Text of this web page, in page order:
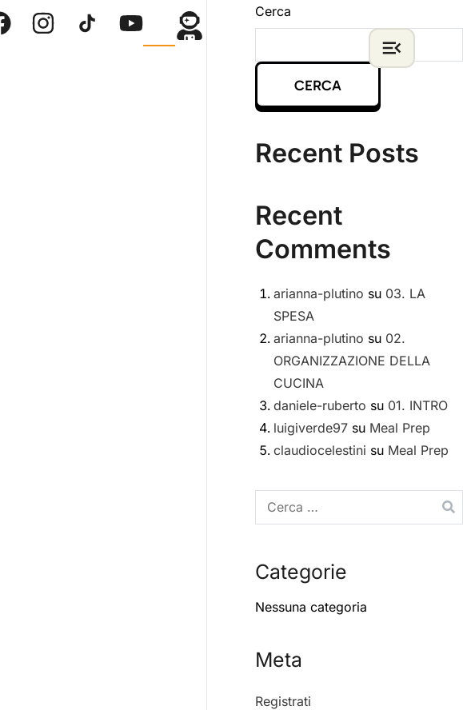
Cerca
CERCA
Recent Posts
Recent
Comments
arianna-plutino su 03. LA
SPESA
arianna-plutino su 02.
ORGANIZZAZIONE DELLA
CUCINA
daniele-ruberto su 01. INTRO
luigiverde97su Meal Prep
claudiocelestini su Meal Prep
Categorie
Nessuna categoria
Meta
Registrati